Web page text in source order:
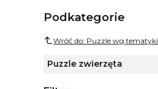
Podkategorie
Wróć do: Puzzle wg tematyki
Puzzle zwierzęta